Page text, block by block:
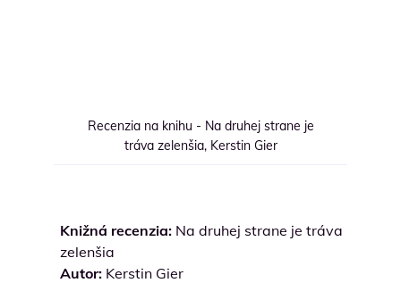
Recenzia na knihu - Na druhej strane je
tráva zelenšia, Kerstin Gier
Knižná recenzia:Na druhej strane je tráva
zelenšia
Autor:Kerstin Gier